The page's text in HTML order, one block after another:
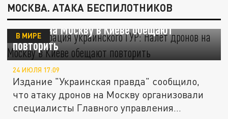
МОСКВА. АТАКА БЕСПИЛОТНИКОВ
"Спецоперация украинского ГУР": Налёт
дронов на Москву в Киеве обещают
повторить
В МИРЕ
24 ИЮЛЯ 17:09
Издание "Украинская правда" сообщило,
что атаку дронов на Москву организовали
специалисты Главного управления...